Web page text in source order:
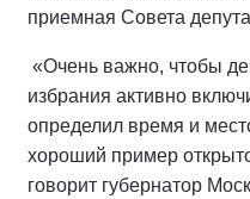
приемная Совета
«Очень важно, чтобы
избрания активно
определил время и
хороший пример
говорит губернатор